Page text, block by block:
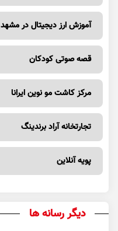
آموزش ارز دیجیتال در مشهد
قصه صوتی کودکان
مرکز کاشت مو نوین ایرانا
تجارتخانه آراد برندینگ
پویه آنلاین
دیگر رسانه ها